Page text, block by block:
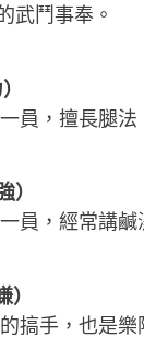
武鬥事奉。
員，擅長腿法
）
員，經常講鹹
搞手，也是樂